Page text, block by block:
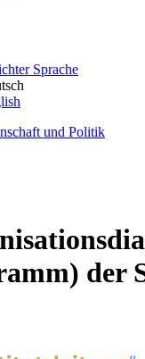
Sprache
und Politik
der